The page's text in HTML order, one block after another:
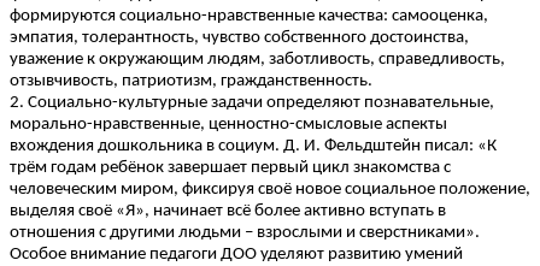
формируются социально-нравственные качества: самооценка,
эмпатия, толерантность, чувство собственного достоинства,
уважение к окружающим людям, заботливость, справедливость,
отзывчивость, патриотизм, гражданственность.
2. Социально-культурные задачи определяют познавательные,
морально-нравственные, ценностно-смысловые аспекты
вхождения дошкольника в социум. Д. И. Фельдштейн писал: «К
трём годам ребёнок завершает первый цикл знакомства с
человеческим миром, фиксируя своё новое социальное положение,
выделяя своё «Я», начинает всё более активно вступать в
отношения с другими людьми – взрослыми и сверстниками».
Особое внимание педагоги ДОО уделяют развитию умений